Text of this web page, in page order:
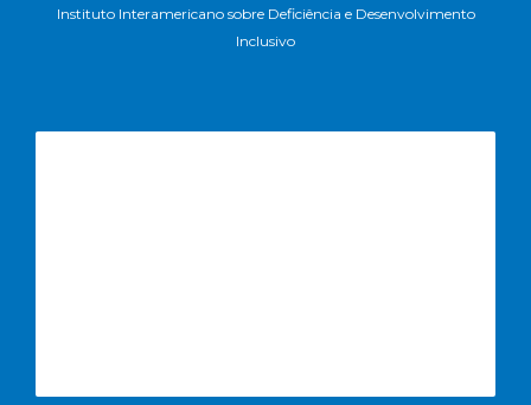
Instituto Interamericano sobre Deficiência e Desenvolvimento
Inclusivo